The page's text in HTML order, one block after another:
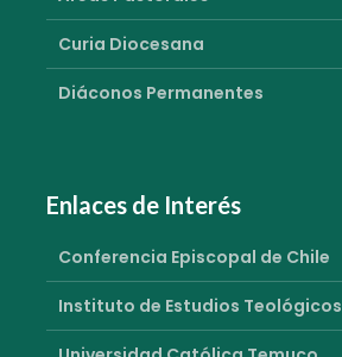
Curia Diocesana
Diáconos Permanentes
Enlaces de Interés
Conferencia Episcopal de Chile
Instituto de Estudios Teológicos